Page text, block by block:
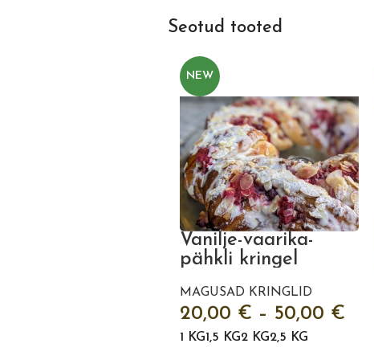
Seotud tooted
NEW
Vanilje-vaarika-
pähkli kringel
MAGUSAD KRINGLID
20,00 € – 50,00 €
1 KG1,5 KG2 KG2,5 KG